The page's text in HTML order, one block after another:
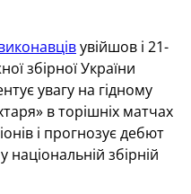
увійшов і 21-
збірної України
увагу на гідному
в торішніх матчах
і прогнозує дебют
збірній